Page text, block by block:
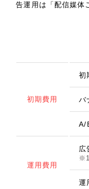
告運用は「配信媒体
初期費用
初
バ
A/
運用費用
広
1
運